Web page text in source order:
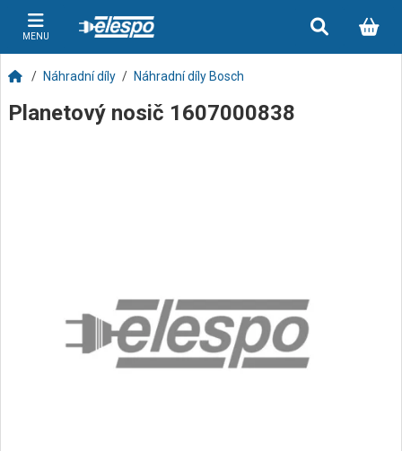
MENU
Náhradní díly Náhradní díly Bosch
Planetový nosič 1607000838